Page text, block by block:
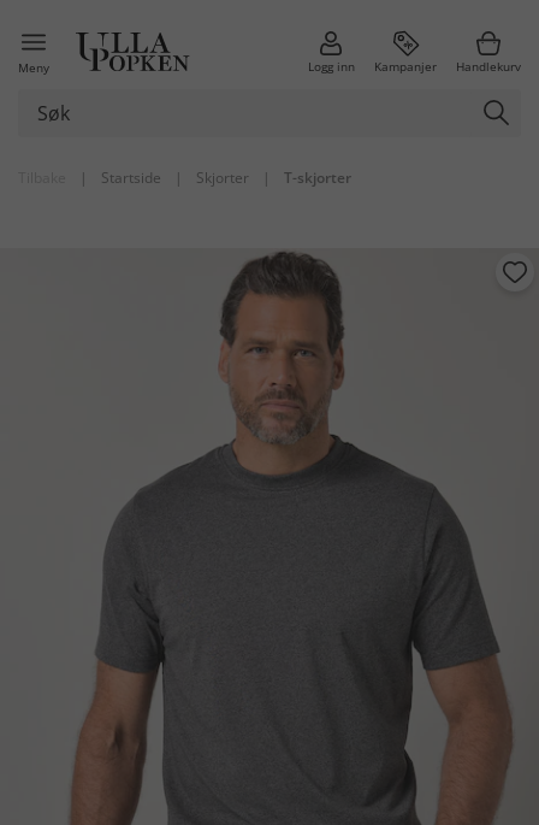
Meny Logg inn Kampanjer Handlekurv
| Startside | Skjorter | T-skjorter